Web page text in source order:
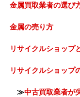
金属買取業者の選び
金属の売り方
リサイクルショップ
リサイクルショップ
≫中古買取業者が